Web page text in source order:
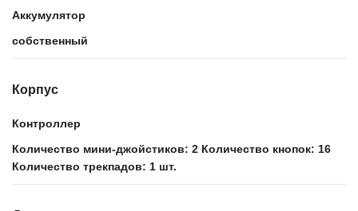
Аккумулятор
собственный
Корпус
Контроллер
Количество мини-джойстиков: 2 Количество кнопок: 16
Количество трекпадов: 1 шт.